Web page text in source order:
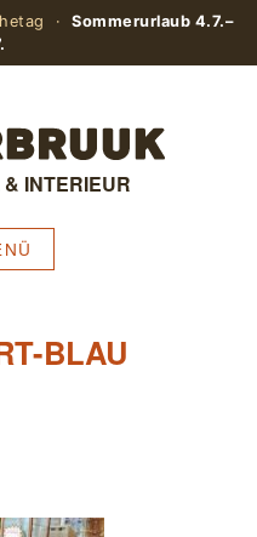
·Sommerurlaub 4.7.–
INTERIEUR
BLAU